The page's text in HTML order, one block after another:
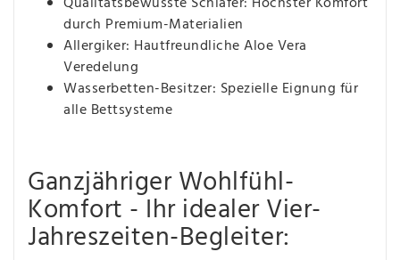
durch Premium-Materialien
Allergiker: Hautfreundliche Aloe Vera
Veredelung
Wasserbetten-Besitzer: Spezielle Eignung für
alle Bettsysteme
Ganzjähriger Wohlfühl-
Komfort - Ihr idealer Vier-
Jahreszeiten-Begleiter: